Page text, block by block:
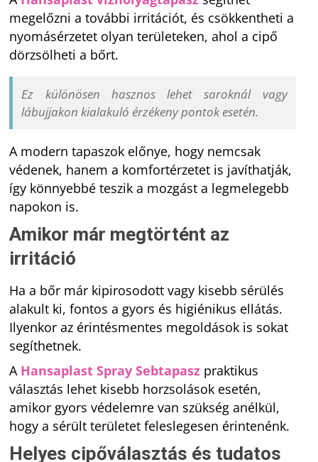
megelőzni a további irritációt, és csökkentheti a
nyomásérzetet olyan területeken, ahol a cipő
dörzsölheti a bőrt.
Ez különösen hasznos lehet saroknál vagy
lábujjakon kialakuló érzékeny pontok esetén.
A modern tapaszok előnye, hogy nemcsak
védenek, hanem a komfortérzetet is javíthatják,
így könnyebbé teszik a mozgást a legmelegebb
napokon is.
Amikor már megtörtént az
irritáció
Ha a bőr már kipirosodott vagy kisebb sérülés
alakult ki, fontos a gyors és higiénikus ellátás.
Ilyenkor az érintésmentes megoldások is sokat
segíthetnek.
A Hansaplast Spray Sebtapasz praktikus
választás lehet kisebb horzsolások esetén,
amikor gyors védelemre van szükség anélkül,
hogy a sérült területet feleslegesen érintenénk.
Helyes cipőválasztás és tudatos